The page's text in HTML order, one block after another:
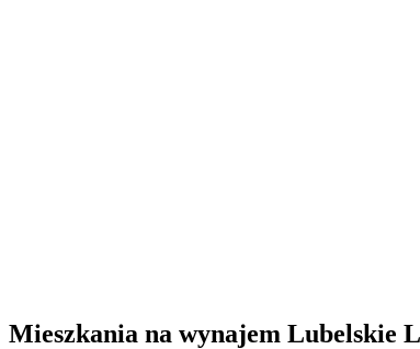
Mieszkania na wynajem Lubelskie